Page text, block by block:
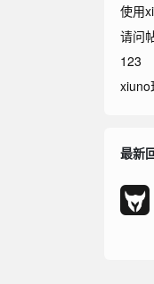
使用
请问
123
xiuno
最新